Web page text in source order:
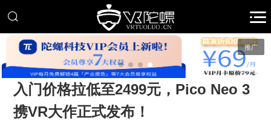
推广
入门价格拉低至2499元，Pico Neo 3
携VR大作正式发布！